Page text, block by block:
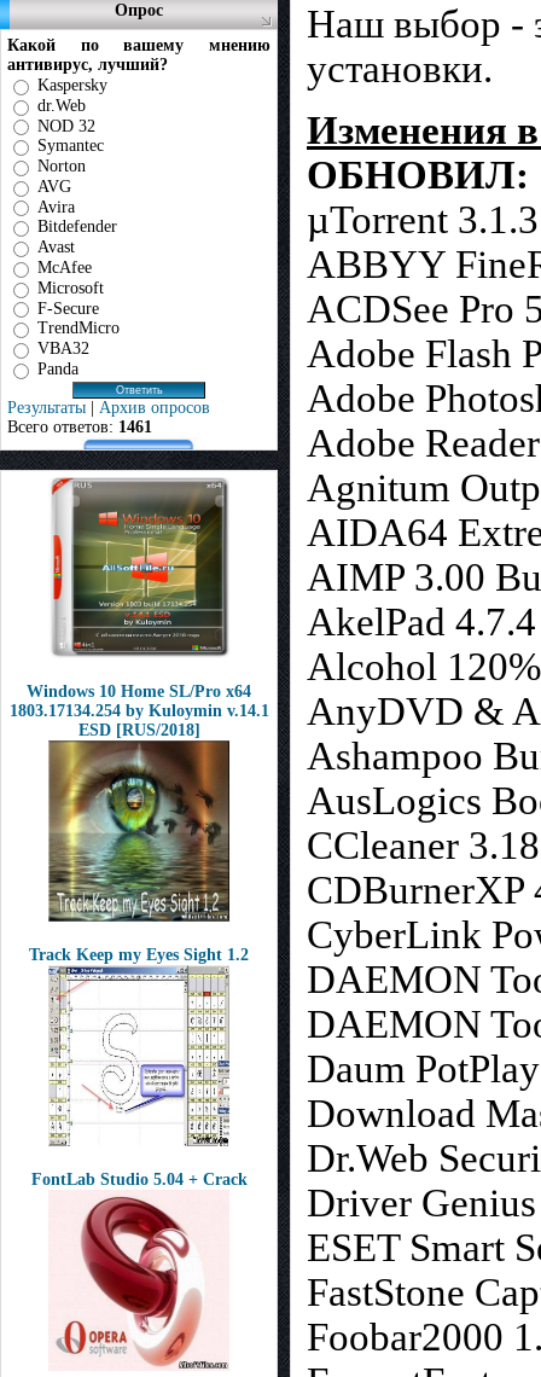
Опрос
Какой по вашему мнению
антивирус, лучший?
Kaspersky
dr.Web
NOD 32
Symantec
Norton
AVG
Avira
Bitdefender
Avast
McAfee
Microsoft
F-Secure
TrendMicro
VBA32
Panda
Результаты | Архив опросов
Всего ответов: 1461
Windows 10 Home SL/Pro x64
1803.17134.254 by Kuloymin v.14.1
ESD [RUS/2018]
Track Keep my Eyes Sight 1.2
FontLab Studio 5.04 + Crack
Наш выбор -
установки.
Изменения
ОБНОВИЛ:
µTorrent
ABBYY
ACDSee Pro
Adobe Flash
Adobe
Adobe
Agnitum
AIDA64
AIMP 3.00
AkelPad 4.7.4
Alcohol
AnyDVD &
Ashampoo
AusLogics
CCleaner
CDBurnerXP
CyberLink
DAEMON
DAEMON
Daum
Download
Dr.Web
Driver
ESET Smart
FastStone
Foobar2000